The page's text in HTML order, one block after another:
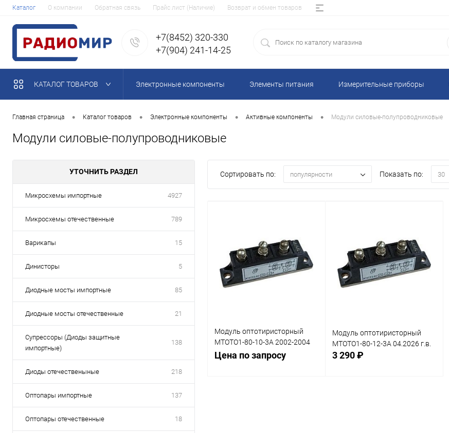
Каталог О компании Обратная связь Прайс лист (Наличие) Возврат и обмен товаров
+7(8452) 320-330
+7(904) 241-14-25
КАТАЛОГ ТОВАРОВ Электронные компоненты Элементы питания Измерительные приборы
Главная страница • Каталог товаров • Электронные компоненты • Активные компоненты • Модули силовые-полупроводниковые
Модули силовые-полупроводниковые
УТОЧНИТЬ РАЗДЕЛ
Микросхемы импортные 4927
Микросхемы отечественные 789
Варикапы 15
Динисторы 5
Диодные мосты импортные 85
Диодные мосты отечественные 21
Супрессоры (Диоды защитные
импортные)
138
Диоды отечественыные 218
Оптопары импортные 137
Оптопары отечественные 18
Сортировать по: популярности Показать по: 30
Модуль оптотиристорный
МТОТО1-80-10-3А 2002-2004
г.в.
Цена по запросу
Модуль оптотиристорный
МТОТО1-80-12-3А 04.2026 г.в.
3 290 ₽